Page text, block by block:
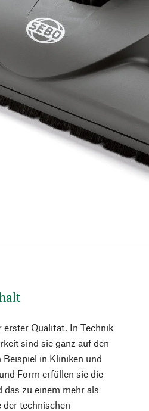
erster Qualität. In Technik
sind sie ganz auf den
Beispiel in Kliniken und
Form erfüllen sie die
das zu einem mehr als
der technischen